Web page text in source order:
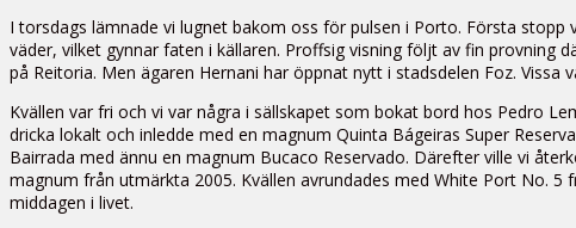
I torsdags lämnade vi lugnet bakom oss för pulsen i Porto. Första
väder, vilket gynnar faten i källaren. Proffsig visning följt av fin provning
på Reitoria. Men ägaren Hernani har öppnat nytt i stadsdelen Foz.
Kvällen var fri och vi var några i sällskapet som bokat bord hos Pedro
dricka lokalt och inledde med en magnum Quinta Bágeiras Super
Bairrada med ännu en magnum Bucaco Reservado. Därefter ville vi
magnum från utmärkta 2005. Kvällen avrundades med White Port No.
middagen i livet.